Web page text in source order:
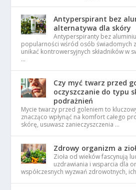
Antyperspirant bez
alternatywa dla skóry
Antyperspiranty bez
popularności wśród osób świadomych
unikać kontrowersyjnych składników w
…
Czy myć twarz przed
oczyszczanie do typu
podrażnień
Mycie twarzy przed goleniem to
znacząco wpłynąć na komfort całego
skórę, usuwasz zanieczyszczenia …
Zdrowy organizm a
Zioła od wieków fascynują
uzdrawiania i wsparcia dla
współczesnych wyzwań zdrowotnych,